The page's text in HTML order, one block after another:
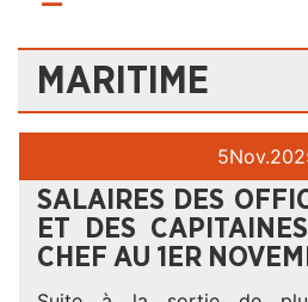
MARITIME
5Nov.
SALAIRES DES
ET DES
CHEF AU 1ER